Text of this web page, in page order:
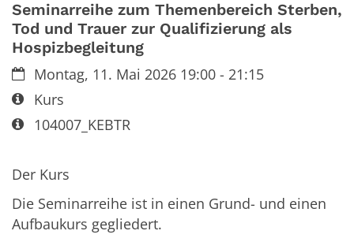
Seminarreihe zum Themenbereich Sterben,
Tod und Trauer zur Qualifizierung als
Hospizbegleitung
Datum:Montag, 11. Mai 2026 19:00 - 21:15
Art bzw. Nummer:
Kurs
Art bzw. Nummer:
104007_KEBTR
Der Kurs
Die Seminarreihe ist in einen Grund- und einen
Aufbaukurs gegliedert.